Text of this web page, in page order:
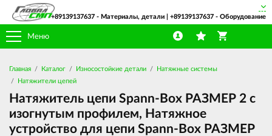
Меню
+89139137637 - Материалы, детали | +89139137637 - Оборудование
Главная Каталог Износостойкие детали
Натяжные системы
Натяжители цепей
Натяжитель цепи Spann-Box РАЗМЕР 2 с
изогнутым профилем, Натяжное
устройство для цепи Spann-Box РАЗМЕР